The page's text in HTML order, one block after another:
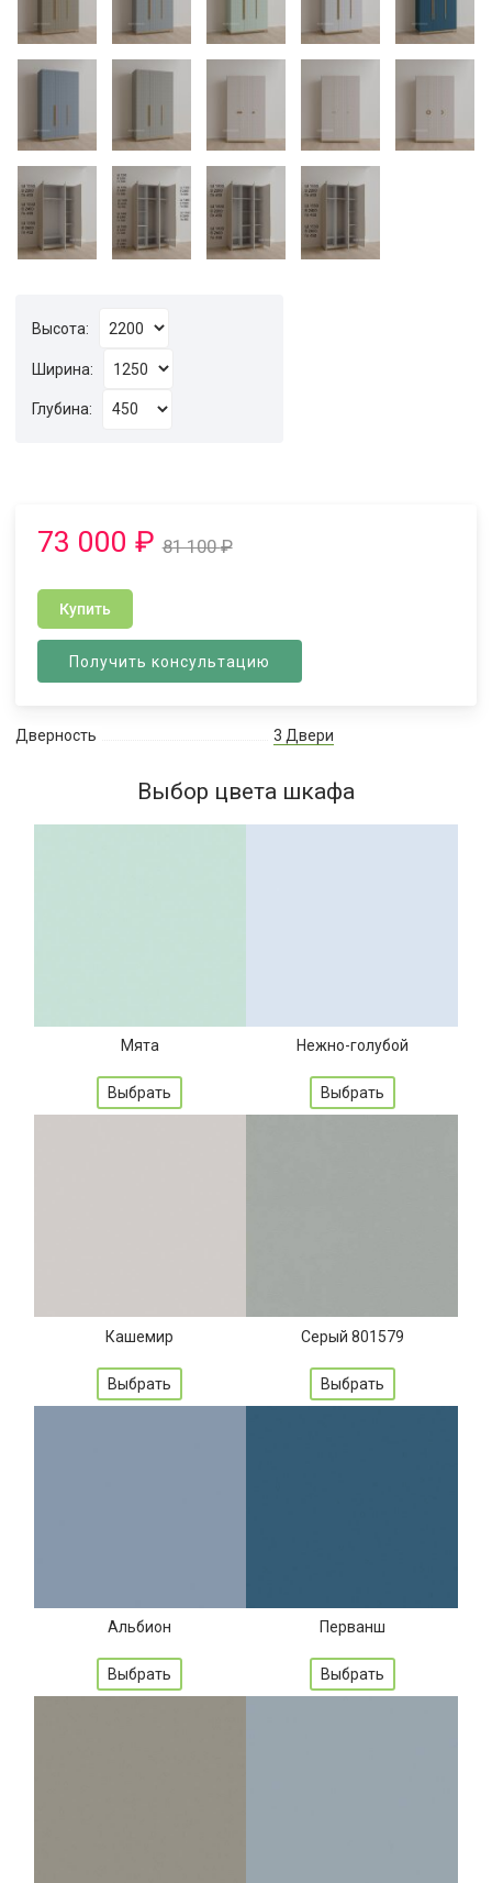
Высота:
Ширина:
Глубина:
73 000 ₽ 81 100₽
Купить
Получить консультацию
Дверность 3 Двери
Выбор цвета шкафа
Мята
Выбрать
Нежно-голубой
Выбрать
Кашемир
Выбрать
Серый 801579
Выбрать
Альбион
Выбрать
Перванш
Выбрать